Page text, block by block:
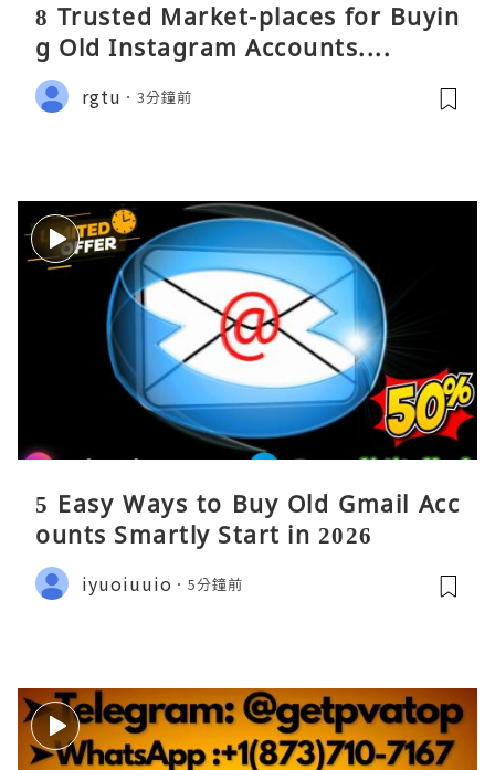
8 Trusted Market-places for Buyin
g Old Instagram Accounts....
rgtu 3分鐘前
5 Easy Ways to Buy Old Gmail Acc
ounts Smartly Start in 2026
iyuoiuuio 5分鐘前